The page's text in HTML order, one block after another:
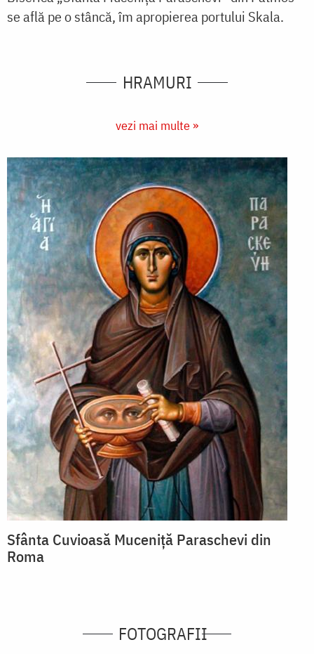
se află pe o stâncă, îm apropierea portului Skala.
HRAMURI
vezi mai multe »
Sfânta Cuvioasă Muceniță Paraschevi din
Roma
FOTOGRAFII